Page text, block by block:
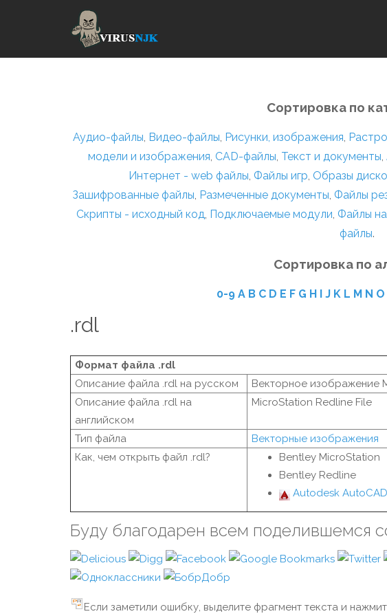
Сортировка по
Аудио-файлы, Видео-файлы, Рисунки, изображения,
модели и изображения, CAD-файлы, Текст и документы,
Интернет - web файлы, Файлы игр, Образы
Зашифрованные файлы, Размеченные документы, Файлы
Скрипты - исходный код, Подключаемые модули, Файлы
файлы.
Сортировка по
0-9 A B C D E F G H I J K L M N O
.rdl
Формат файла .rdl
Описание файла .rdl на русском
Векторное изображение
Описание файла .rdl на
английском
MicroStation Redline File
Тип файла
Векторные изображения
Как, чем открыть файл .rdl?
Bentley MicroStation
Bentley Redline
Autodesk
Буду благодарен всем поделившемся
Если заметили ошибку, выделите фрагмент текста и